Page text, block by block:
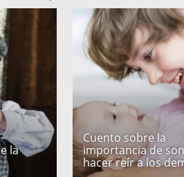
la
Cuento sobre la
importancia de
hacer reír a los